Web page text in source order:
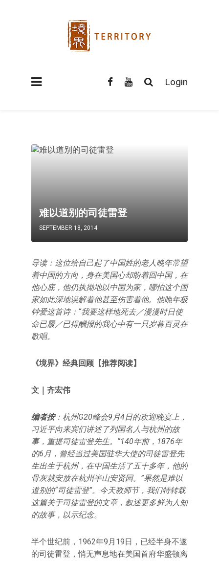
Login
难以道别的司徒雷登
SEPTEMBER 18, 2014
导读：这位给自己起了中国姓的老人晚年常望
着中国的方向，身在美国心却盼着回中国，在
他心底，他仍执拗地以中国为家，哪怕这个国
家如此深地误解着他甚至伤害着他。他晚年极
钟爱这首诗：“我要这样地死去／漫漫时日使
命已履／已得酬报的我心中有一只岁暮百灵在
歌唱。
《境界》经典回顾【推荐阅读】
文｜齐宏伟
编者按：杭州G20峰会9月4日的欢迎晚宴上，
习近平向来宾们讲述了列国名人与杭州的故
事，重提司徒雷登先生。“140年前，1876年
的6月，曾经当过美国驻华大使的司徒雷登先
生出生于杭州，在中国生活了五十多年，他的
骨灰就安放在杭州半山安贤园。”果然是难以
道别的“司徒雷登”。今天教师节，我们特转载
这篇关于司徒雷登的文章，叙述更多鲜为人知
的故事，以示纪念。
半个世纪前，1962年9月19日，已经半身不遂
的司徒雷登，悄无声息地在美国首府华盛顿离